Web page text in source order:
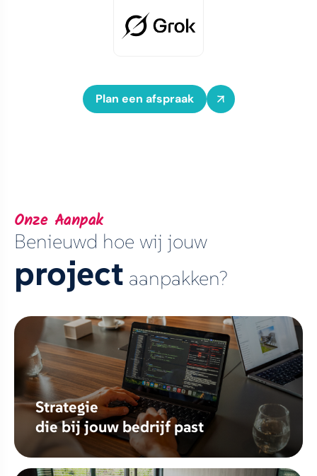
Plan een afspraak
Onze Aanpak
Benieuwd hoe wij jouw
project aanpakken?
Strategie
die bij jouw bedrijf past